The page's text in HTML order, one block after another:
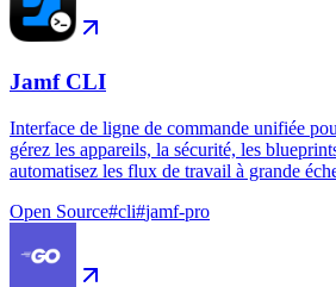
Jamf CLI
Interface de ligne de commande unifiée
gérez les appareils, la sécurité, les
automatisez les flux de travail à grande
Open Source#cli#jamf-pro